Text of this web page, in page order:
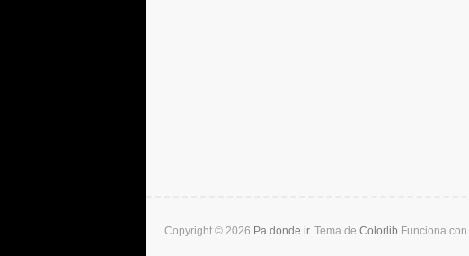
Copyright © 2026 Pa donde ir. Tema de Colorlib Funciona con